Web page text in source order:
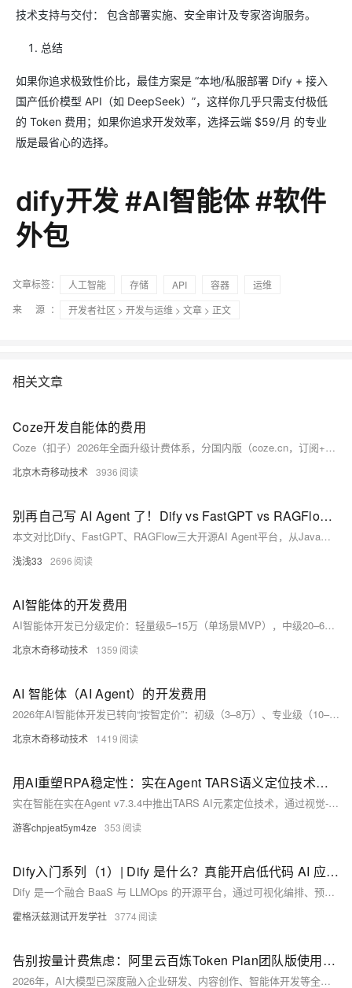
技术支持与交付： 包含部署实施、安全审计及专家咨询服务。
总结
如果你追求极致性价比，最佳方案是 “本地/私服部署 Dify + 接入
国产低价模型 API（如 DeepSeek）”，这样你几乎只需支付极低
的 Token 费用；如果你追求开发效率，选择云端 $59/月 的专业
版是最省心的选择。
dify开发 #AI智能体 #软件
外包
文章标签： 人工智能 存储 API 容器
运维
来 源：
开发者社区 > 开发与运维 > 文章 > 正文
相关文章
Coze开发自能体的费用
Coze（扣子）2026年全面升级计费体系，分国内版（coze.cn，订阅+资源包）与国际版（coze.com，点数制）。国内版含免费/进阶/高阶/企业四档；国际版按模型消耗Credits，GPT-4o等高价、GPT-3.5等低价。另含API调用、商业流量、知识库存储等潜在费用。个人测试选免费版，商用推荐进阶版。（239字）
北京木奇移动技术 3936
别再自己写 AI Agent 了！Dify vs FastGPT vs RAGFlow 对比
本文对比Dify、FastGPT、RAGFlow三大开源AI Agent平台，从Java开发者视角解析其定位、RAG/Agent能力、部署难度、Spring集成度及二次开发成本。Dify成熟稳健，适合企业级应用；FastGPT轻量易用，适合快速原型；RAGFlow文档处理最强，专精复杂PDF/合同场景。助你高效选型，避免重复造轮子。
浅浅33 2696
AI智能体的开发费用
AI智能体开发已分级定价：轻量级5–15万（单场景MVP），中级20–60万（多步工作流），企业级100万+（多Agent协同+合规部署）。成本聚焦架构编排、工具集成、提示工程与安全评估，另含Token消耗、算力及数据治理等隐性支出。建议先做PoC验证效果。
北京木奇移动技术 1359
AI 智能体（AI Agent）的开发费用
2026年AI智能体开发已转向“按智定价”：初级（3–8万）、专业级（10–30万）、多智能体系统（40万+）。费用核心在于逻辑深度、知识精度与工具复杂度，另含Token消耗、知识库维护及模型迁移等隐形成本。报价低于2万多为简易Prompt套壳。
北京木奇移动技术 1419
用AI重塑RPA稳定性：实在Agent TARS语义定位技术拆解与落地实践
实在智能在实在Agent v7.3.4中推出TARS AI元素定位技术，通过视觉-语义联合建模，实现多模态编码、语义锚点生成与动态匹配优化，显著提升RPA在敏捷前端环境下的元素识别稳定性与自适应能力，配置即用，助力企业自动化迈向真正无人值守。（239字）
游客chpjeat5ym4ze 353
Dify入门系列（1）| Dify 是什么？真能开启低代码 AI 应用开发？
Dify 是一个融合 BaaS 与 LLMOps 的开源平台，通过可视化编排、预置组件与企业级引擎，帮助企业快速、安全、低成本地构建 AI 应用。无论是客服机器人还是复杂业务流程，Dify 都能将开发周期从数周缩短至分钟级，推动低代码 AI 开发进入实用阶段。
霍格沃兹测试开发学社 3774
告别按量计费焦虑：阿里云百炼Token Plan团队版使用、省钱技巧与OpenClaw/Hermes Agent配置指南
2026年，AI大模型已深度融入企业研发、内容创作、智能体开发等全场景，团队与个人开发者对大模型服务的核心诉求愈发清晰：预算可控、调用稳定、多模型兼容、数据安全、易于管理。阿里云百炼平台推出的Token Plan团队版，正是为解决这些痛点而生的订阅式服务。它以Credits统一计量为核心，打通文本、图像、多模态全品类模型，兼容OpenClaw、Hermes Agent等主流AI工具，提供三档包月坐席、团队权限管理、高峰期不降速、数据不用于训练等企业级能力，让用户在固定预算内高效、稳定使用AI大模型，彻底告别按量计费的账单焦虑与传统套餐的功能局限。